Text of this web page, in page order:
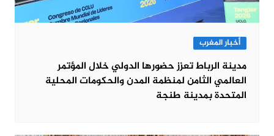
أخبار المغرب
مدينة الرباط تعزز حضورها الدولي خلال المؤتمر
العالمي الثامن لمنظمة المدن والحكومات المحلية
المتحدة بمدينة طنجة